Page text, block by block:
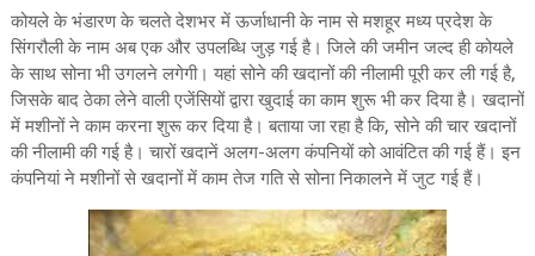
कोयले के भंडारण के चलते देशभर में ऊर्जाधानी के नाम से मशहूर मध्य प्रदेश के
सिंगरौली के नाम अब एक और उपलब्धि जुड़ गई है। जिले की जमीन जल्द ही कोयले
के साथ सोना भी उगलने लगेगी। यहां सोने की खदानों की नीलामी पूरी कर ली गई है,
जिसके बाद ठेका लेने वाली एजेंसियों द्वारा खुदाई का काम शुरू भी कर दिया है। खदानों
में मशीनों ने काम करना शुरू कर दिया है। बताया जा रहा है कि, सोने की चार खदानों
की नीलामी की गई है। चारों खदानें अलग-अलग कंपनियों को आवंटित की गई हैं। इन
कंपनियां ने मशीनों से खदानों में काम तेज गति से सोना निकालने में जुट गई हैं।